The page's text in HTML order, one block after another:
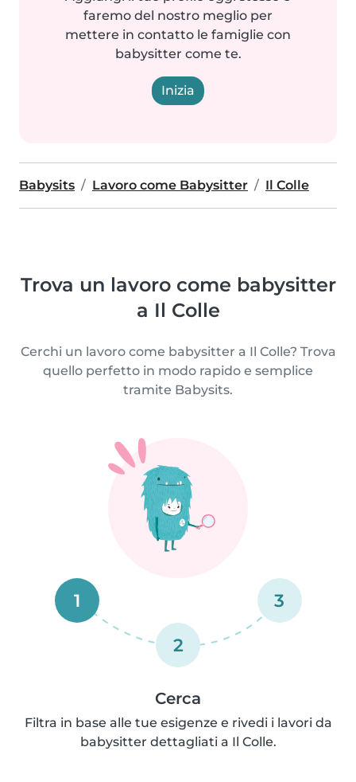
faremo del nostro meglio per
mettere in contatto le famiglie con
babysitter come te.
Inizia
Babysits Lavoro come Babysitter Il Colle
Trova un lavoro come babysitter
a Il Colle
Cerchi un lavoro come babysitter a Il Colle? Trova
quello perfetto in modo rapido e semplice
tramite Babysits.
1
2
3
Cerca
Filtra in base alle tue esigenze e rivedi i lavori da
babysitter dettagliati a Il Colle.